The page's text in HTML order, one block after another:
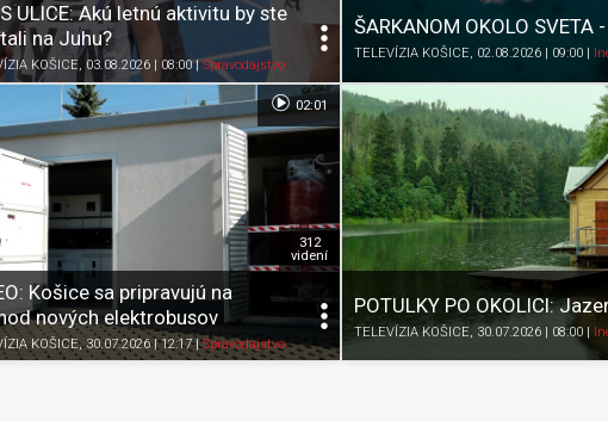
Pozrieť neskôr
K obľúbeným
Zdieľať
ULICE: Akú letnú aktivitu by ste
na Juhu?
KOŠICE, 03.08.2026 | 08:00|Spravodajstvo K obľúbeným
Zdieľať
ŠARKANOM OKOLO SVETA
TELEVÍZIA KOŠICE, 02.08.2026 | 09:00 |
Pozrieť neskôr
K obľúbeným
Zdieľať
Košice sa pripravujú na
nových elektrobusov
KOŠICE, 30.07.2026 | 12:17|Spravodajstvo K obľúbeným
Zdieľať
312
videní
02:01
POTULKY PO OKOLICI:
TELEVÍZIA KOŠICE , 30.07.2026 | 08:00 |